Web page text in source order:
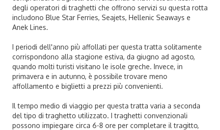
degli operatori di traghetti che offrono servizi su questa rotta
includono Blue Star Ferries, Seajets, Hellenic Seaways e
Anek Lines.
I periodi dell'anno più affollati per questa tratta solitamente
corrispondono alla stagione estiva, da giugno ad agosto,
quando molti turisti visitano le isole greche. Invece, in
primavera e in autunno, è possibile trovare meno
affollamento e biglietti a prezzi più convenienti.
Il tempo medio di viaggio per questa tratta varia a seconda
del tipo di traghetto utilizzato. I traghetti convenzionali
possono impiegare circa 6-8 ore per completare il tragitto,